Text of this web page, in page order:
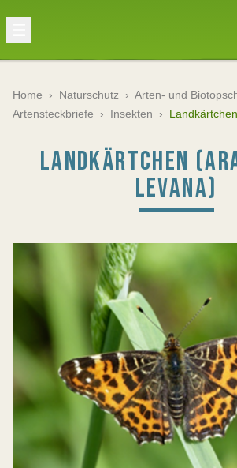
Home › Naturschutz › Arten- und
Artensteckbriefe › Insekten › Landkärtchen
LANDKÄRTCHEN
LEVANA)